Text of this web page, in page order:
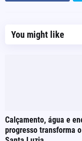
You might like
Calçamento, água e
progresso transforma